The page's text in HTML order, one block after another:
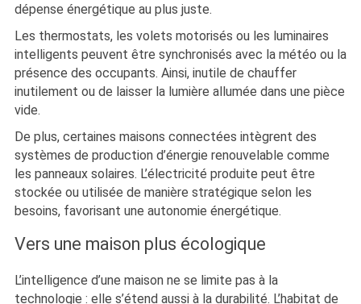
dépense énergétique au plus juste.
Les thermostats, les volets motorisés ou les luminaires
intelligents peuvent être synchronisés avec la météo ou la
présence des occupants. Ainsi, inutile de chauffer
inutilement ou de laisser la lumière allumée dans une pièce
vide.
De plus, certaines maisons connectées intègrent des
systèmes de production d’énergie renouvelable comme
les panneaux solaires. L’électricité produite peut être
stockée ou utilisée de manière stratégique selon les
besoins, favorisant une autonomie énergétique.
Vers une maison plus écologique
L’intelligence d’une maison ne se limite pas à la
technologie : elle s’étend aussi à la durabilité. L’habitat de